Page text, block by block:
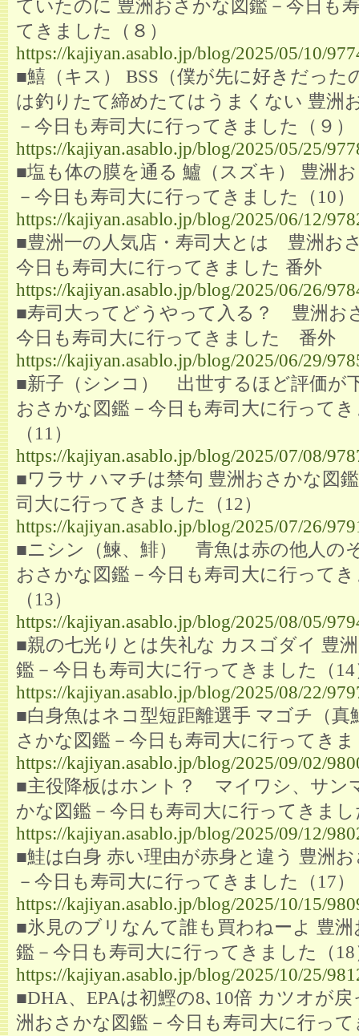
ていたのに 豊洲おさかな図鑑－今日も
てきました（８）
https://kajiyan.asablo.jp/blog/2025/05/10/
■鱚（キス） BSS（僕が先に好きだった
は釣りたて締めたてはうまくない 豊洲
－今日も寿司大に行ってきました（９）
https://kajiyan.asablo.jp/blog/2025/05/25/
■塩も体の膜を通る 鱸（スズキ） 豊洲
－今日も寿司大に行ってきました（10）
https://kajiyan.asablo.jp/blog/2025/06/12/
■豊洲一の人気店・寿司大とは 豊洲お
今日も寿司大に行ってきました 番外
https://kajiyan.asablo.jp/blog/2025/06/26/
■寿司大ってどうやって入る？ 豊洲お
今日も寿司大に行ってきました 番外
https://kajiyan.asablo.jp/blog/2025/06/29/
■新子（シンコ） 出世するほど評価
おさかな図鑑－今日も寿司大に行って
（11）
https://kajiyan.asablo.jp/blog/2025/07/08/
■ワラサ ハマチは禁句 豊洲おさかな図
司大に行ってきました（12）
https://kajiyan.asablo.jp/blog/2025/07/26/
■ニシン（鰊、鯡） 青魚は赤の他人の
おさかな図鑑－今日も寿司大に行って
（13）
https://kajiyan.asablo.jp/blog/2025/08/05/
■親の七光りとは失礼な カスゴダイ 豊
鑑－今日も寿司大に行ってきました（14
https://kajiyan.asablo.jp/blog/2025/08/22/
■白身魚はネコ型短距離選手 マゴチ（真
さかな図鑑－今日も寿司大に行ってき
https://kajiyan.asablo.jp/blog/2025/09/02/
■主役降板はホント？ マイワシ、サン
かな図鑑－今日も寿司大に行ってきまし
https://kajiyan.asablo.jp/blog/2025/09/12/
■鮭は白身 赤い理由が赤身と違う 豊洲
－今日も寿司大に行ってきました（17）
https://kajiyan.asablo.jp/blog/2025/10/15/
■氷見のブリなんて誰も買わねーよ 豊
鑑－今日も寿司大に行ってきました（18
https://kajiyan.asablo.jp/blog/2025/10/25/
■DHA、EPAは初鰹の8､10倍 カツオが
洲おさかな図鑑－今日も寿司大に行っ